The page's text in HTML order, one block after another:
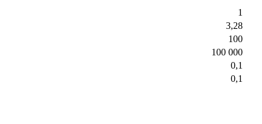
1
3,28
100
100 000
0,1
0,1